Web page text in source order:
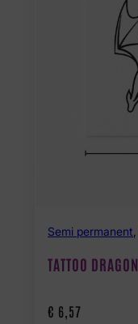
Semi permanent,
TATTOO DRAGON
€ 6,57